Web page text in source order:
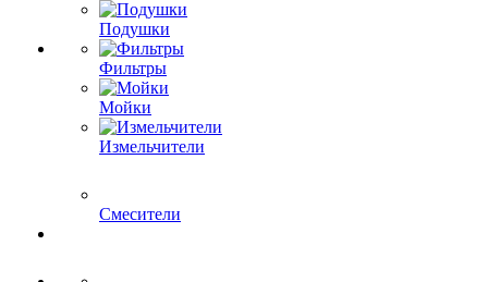
Подушки
Фильтры
Мойки
Измельчители
Смесители